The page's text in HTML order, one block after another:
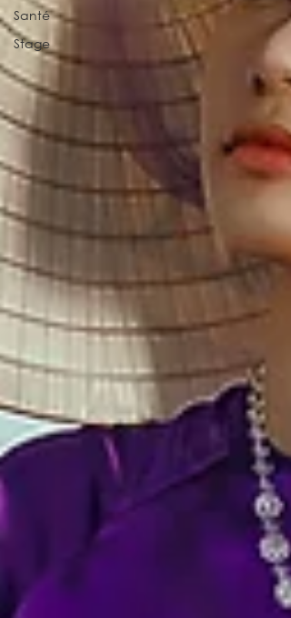
Santé
Stage